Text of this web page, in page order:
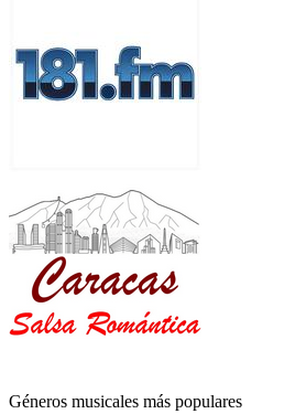
Géneros musicales más populares